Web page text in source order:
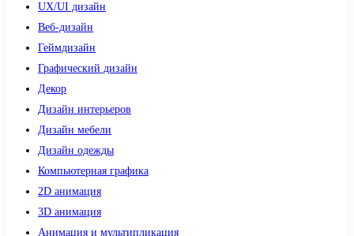
UX/UI дизайн
Веб-дизайн
Геймдизайн
Графический дизайн
Декор
Дизайн интерьеров
Дизайн мебели
Дизайн одежды
Компьютерная графика
2D анимация
3D анимация
Анимация и мультипликация